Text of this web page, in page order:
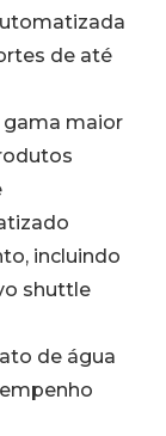
de até
gama maior
incluindo
shuttle
de água